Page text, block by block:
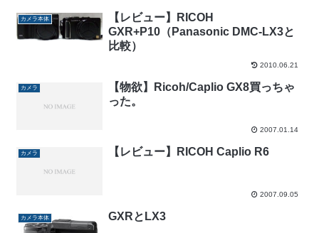
カメラ本体
【レビュー】RICOH
GXR+P10（Panasonic DMC-LX3と
比較）
2010.06.21
カメラ
【物欲】Ricoh/Caplio GX8買っちゃ
った。
2007.01.14
カメラ 【レビュー】RICOH Caplio R6
2007.09.05
カメラ本体 GXRとLX3